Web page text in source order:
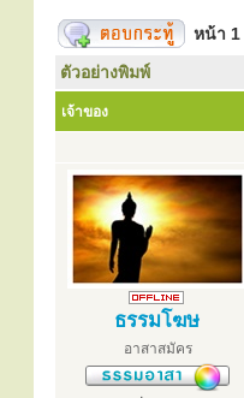
หน้า 1
ตัวอย่างพิมพ์
เจ้าของ
ธรรมโฆษ
อาสาสมัคร